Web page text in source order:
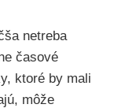
netreba
časové
ktoré by mali
môže